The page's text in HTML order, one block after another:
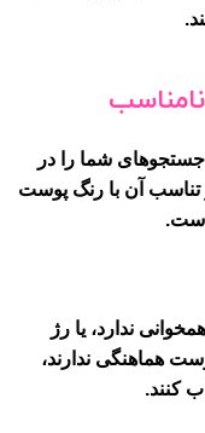
شما را در
تناسب آن با رنگ پوست
ندارد، یا رژ
هماهنگی ندارند،
کنند.